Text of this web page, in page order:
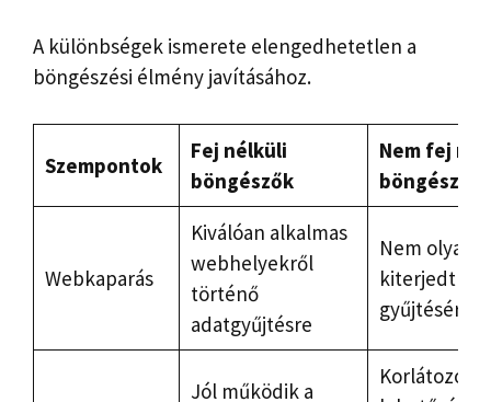
A különbségek ismerete elengedhetetlen a
böngészési élmény javításához.
Szempontok
Fej nélküli
böngészők
Nem fej
böngészők
Webkaparás
Kiválóan alkalmas
webhelyekről
történő
adatgyűjtésre
Nem olyan
kiterjedt
gyűjtésére
Jól működik a
Korlátozott